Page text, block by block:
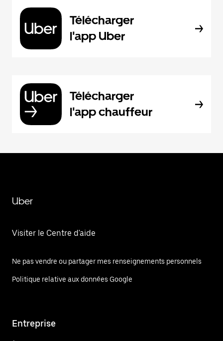
Télécharger
l'app Uber
Télécharger
l'app chauffeur
Uber
Visiter le Centre d'aide
Ne pas vendre ou partager mes renseignements personnels
Politique relative aux données Google
Entreprise